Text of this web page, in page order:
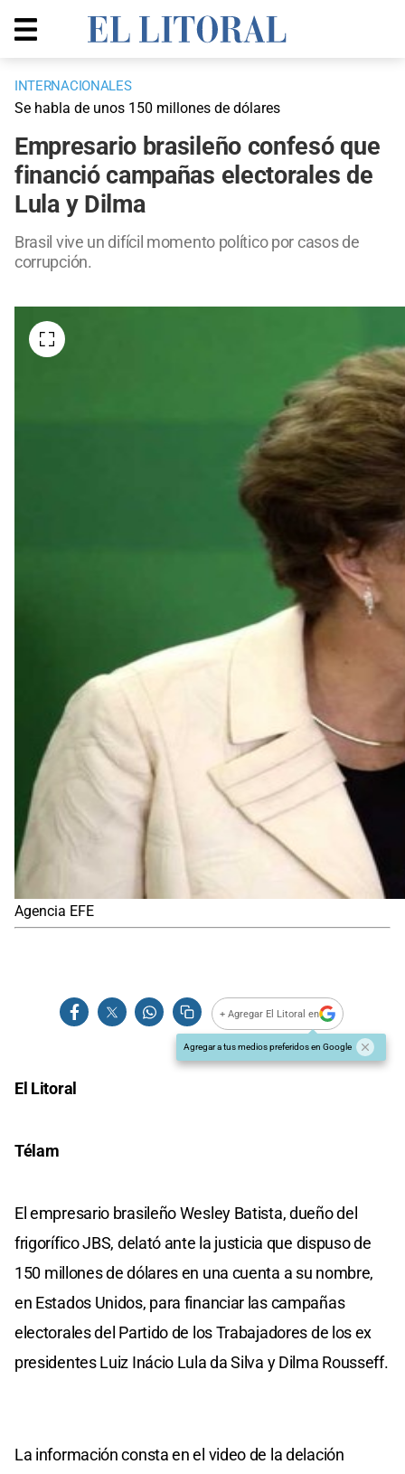
INTERNACIONALES
Se habla de unos 150 millones de dólares
Empresario brasileño confesó que
financió campañas electorales de
Lula y Dilma
Brasil vive un difícil momento político por casos de
corrupción.
Agencia EFE
+ Agregar El Litoral en
Agregar a tus medios preferidos en Google
El Litoral
Télam
El empresario brasileño Wesley Batista, dueño del
frigorífico JBS, delató ante la justicia que dispuso de
150 millones de dólares en una cuenta a su nombre,
en Estados Unidos, para financiar las campañas
electorales del Partido de los Trabajadores de los ex
presidentes Luiz Inácio Lula da Silva y Dilma Rousseff.
La información consta en el video de la delación